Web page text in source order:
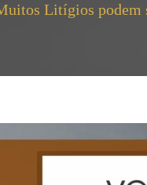
Litígios podem